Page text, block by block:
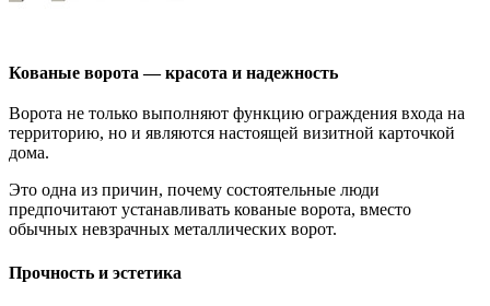
Кованые ворота — красота и надежность
Ворота не только выполняют функцию ограждения входа на
территорию, но и являются настоящей визитной карточкой
дома.
Это одна из причин, почему состоятельные люди
предпочитают устанавливать кованые ворота, вместо
обычных невзрачных металлических ворот.
Прочность и эстетика